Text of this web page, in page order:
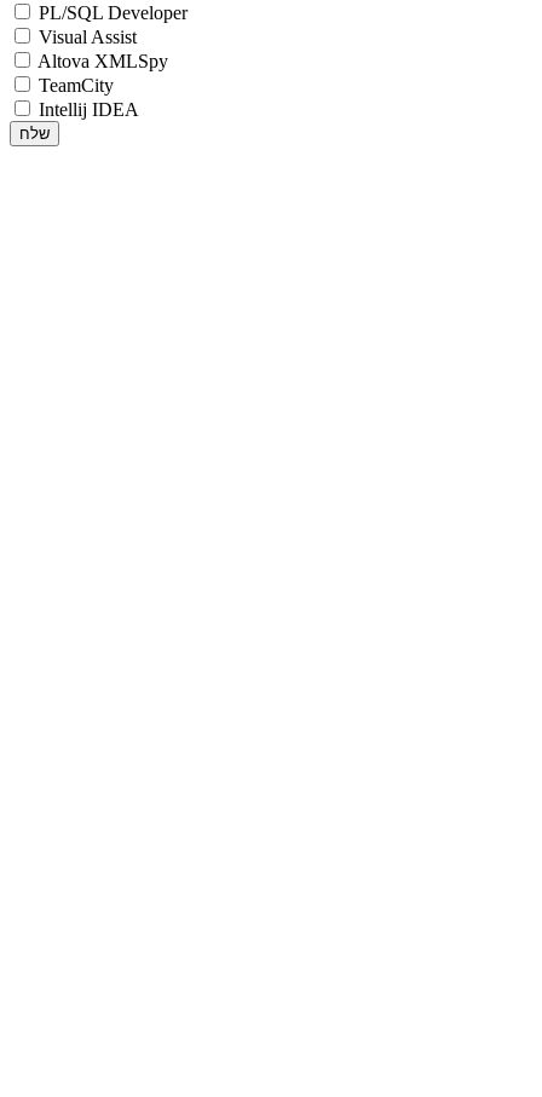
PL/SQL Developer
Visual Assist
Altova XMLSpy
TeamCity
Intellij IDEA